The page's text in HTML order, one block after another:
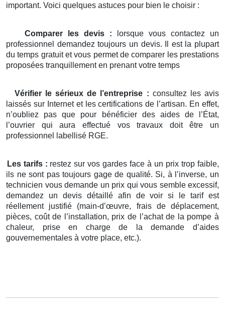
important. Voici quelques astuces pour bien le choisir :
Comparer les devis : lorsque vous contactez un
professionnel demandez toujours un devis. Il est la plupart
du temps gratuit et vous permet de comparer les prestations
proposées tranquillement en prenant votre temps
Vérifier le sérieux de l’entreprise : consultez les avis
laissés sur Internet et les certifications de l’artisan. En effet,
n’oubliez pas que pour bénéficier des aides de l’État,
l’ouvrier qui aura effectué vos travaux doit être un
professionnel labellisé RGE.
Les tarifs : restez sur vos gardes face à un prix trop faible,
ils ne sont pas toujours gage de qualité. Si, à l’inverse, un
technicien vous demande un prix qui vous semble excessif,
demandez un devis détaillé afin de voir si le tarif est
réellement justifié (main-d’œuvre, frais de déplacement,
pièces, coût de l’installation, prix de l’achat de la pompe à
chaleur, prise en charge de la demande d’aides
gouvernementales à votre place, etc.).